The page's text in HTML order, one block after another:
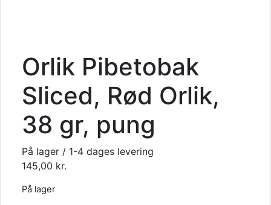
Orlik Pibetobak
Sliced, Rød Orlik,
38 gr, pung
På lager / 1-4 dages levering
145,00 kr.
På lager